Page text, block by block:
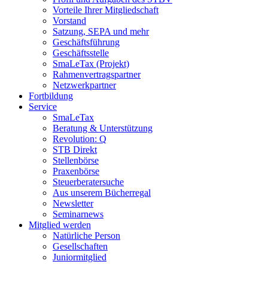
Vorteile Ihrer Mitgliedschaft
Vorstand
Satzung, SEPA und mehr
Geschäftsführung
Geschäftsstelle
SmaLeTax (Projekt)
Rahmenvertragspartner
Netzwerkpartner
Fortbildung
Service
SmaLeTax
Beratung & Unterstützung
Revolution: Q
STB Direkt
Stellenbörse
Praxenbörse
Steuerberatersuche
Aus unserem Bücherregal
Newsletter
Seminarnews
Mitglied werden
Natürliche Person
Gesellschaften
Juniormitglied